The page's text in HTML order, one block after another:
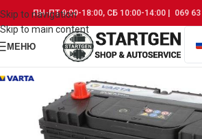
Skip to navigation
Skip to main content
ПН-ПТ 9:00-18:00, СБ 10:00-14:00 | 069 63
МЕНЮ